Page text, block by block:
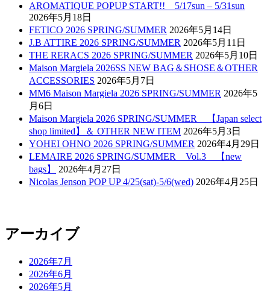
AROMATIQUE POPUP START!! 5/17sun – 5/31sun
2026年5月18日
FETICO 2026 SPRING/SUMMER 2026年5月14日
J.B ATTIRE 2026 SPRING/SUMMER 2026年5月11日
THE RERACS 2026 SPRING/SUMMER 2026年5月10日
Maison Margiela 2026SS NEW BAG＆SHOSE＆OTHER
ACCESSORIES 2026年5月7日
MM6 Maison Margiela 2026 SPRING/SUMMER 2026年5
月6日
Maison Margiela 2026 SPRING/SUMMER 【Japan select
shop limited】＆ OTHER NEW ITEM 2026年5月3日
YOHEI OHNO 2026 SPRING/SUMMER 2026年4月29日
LEMAIRE 2026 SPRING/SUMMER Vol.3 【new
bags】
2026年4月27日
Nicolas Jenson POP UP 4/25(sat)-5/6(wed) 2026年4月25日
アーカイブ
2026年7月
2026年6月
2026年5月